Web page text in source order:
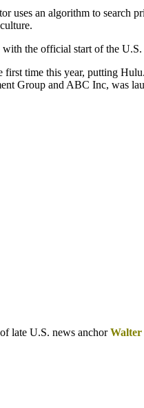
uses an algorithm to search
the official start of the U.S.
first time this year, putting
Group and ABC Inc, was
late U.S. news anchor